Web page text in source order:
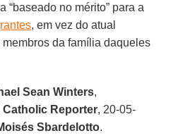
“baseado no mérito” para a
, em vez do atual
da família daqueles
Sean Winters,
Catholic Reporter, 20-05-
Sbardelotto.